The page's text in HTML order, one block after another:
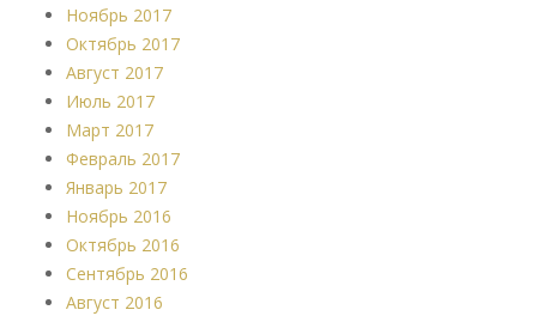
Ноябрь 2017
Октябрь 2017
Август 2017
Июль 2017
Март 2017
Февраль 2017
Январь 2017
Ноябрь 2016
Октябрь 2016
Сентябрь 2016
Август 2016